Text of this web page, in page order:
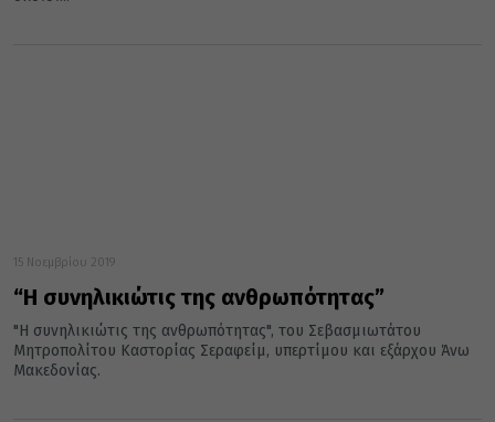
15 Νοεμβρίου 2019
“Η συνηλικιώτις της ανθρωπότητας”
"Η συνηλικιώτις της ανθρωπότητας", του Σεβασμιωτάτου
Μητροπολίτου Καστορίας Σεραφείμ, υπερτίμου και εξάρχου Άνω
Μακεδονίας.